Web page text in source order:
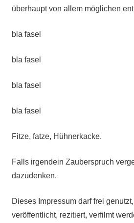
überhaupt von allem möglichen
bla fasel
bla fasel
bla fasel
bla fasel
Fitze, fatze, Hühnerkacke.
Falls irgendein Zauberspruch
dazudenken.
Dieses Impressum darf frei
veröffentlicht, rezitiert, verfilmt